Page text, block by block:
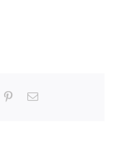
PinterestCorreo